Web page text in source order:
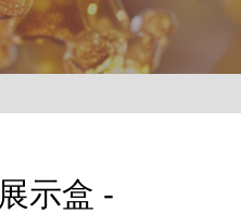
展示盒 -